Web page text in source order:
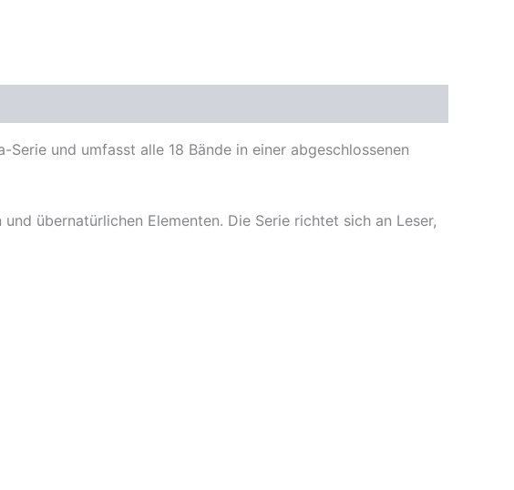
und umfasst alle 18 Bände in einer abgeschlossenen
übernatürlichen Elementen. Die Serie richtet sich an Leser,